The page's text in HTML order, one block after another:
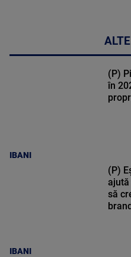
IBANI
(P)
în
IBANI
(P)
ajută
să